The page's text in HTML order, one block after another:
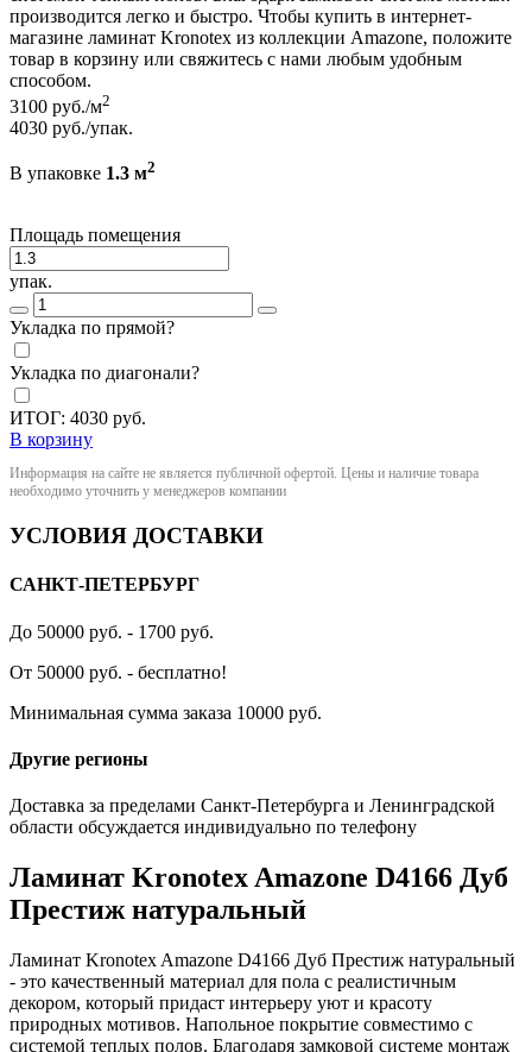
производится легко и быстро. Чтобы купить в интернет-
магазине ламинат Kronotex из коллекции Amazone, положите
товар в корзину или свяжитесь с нами любым удобным
способом.
3100 руб./м2
4030 руб./упак.
В упаковке 1.3 м2
Площадь помещения
упак.
Укладка по прямой?
Укладка по диагонали?
ИТОГ: 4030 руб.
В корзину
Информация на сайте не является публичной офертой. Цены и наличие товара
необходимо уточнить у менеджеров компании
УСЛОВИЯ ДОСТАВКИ
САНКТ-ПЕТЕРБУРГ
До 50000 руб. - 1700 руб.
От 50000 руб. - бесплатно!
Минимальная сумма заказа 10000 руб.
Другие регионы
Доставка за пределами Санкт-Петербурга и Ленинградской
области обсуждается индивидуально по телефону
Ламинат Kronotex Amazone D4166 Дуб
Престиж натуральный
Ламинат Kronotex Amazone D4166 Дуб Престиж натуральный
- это качественный материал для пола с реалистичным
декором, который придаст интерьеру уют и красоту
природных мотивов. Напольное покрытие совместимо с
системой теплых полов. Благодаря замковой системе монтаж